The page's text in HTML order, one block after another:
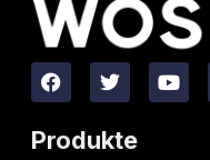
Produkte